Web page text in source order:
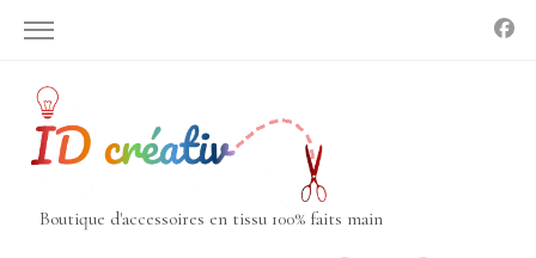
Boutique d'accessoires en tissu 100% faits main